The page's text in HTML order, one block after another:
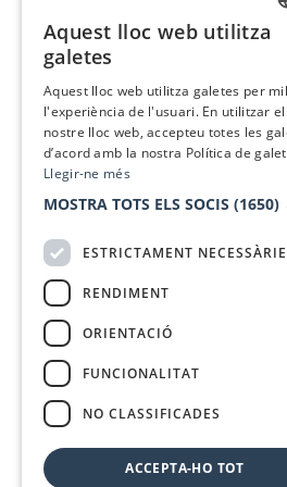
Aquest lloc web utilitza
galetes
Aquest lloc web utilitza galetes per
l'experiència de l'usuari. En utilitzar el
nostre lloc web, accepteu totes les
d’acord amb la nostra Política de
Llegir-ne més
MOSTRA TOTS ELS SOCIS (1650)
ESTRICTAMENT
RENDIMENT
ORIENTACIÓ
FUNCIONALITAT
NO CLASSIFICADES
ACCEPTA-HO TOT